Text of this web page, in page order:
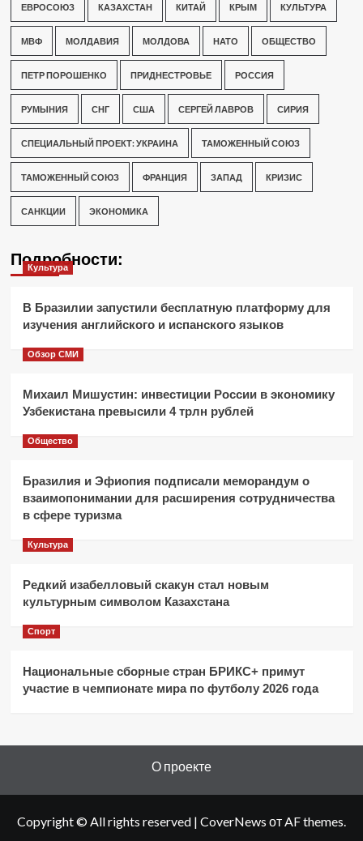
ЕВРОСОЮЗ КАЗАХСТАН КИТАЙ КРЫМ КУЛЬТУРА
МВФ МОЛДАВИЯ МОЛДОВА НАТО ОБЩЕСТВО
ПЕТР ПОРОШЕНКО ПРИДНЕСТРОВЬЕ РОССИЯ
РУМЫНИЯ СНГ США СЕРГЕЙ ЛАВРОВ СИРИЯ
СПЕЦИАЛЬНЫЙ ПРОЕКТ: УКРАИНА ТАМОЖЕННЫЙ СОЮЗ
ТАМОЖЕННЫЙ СОЮЗ ФРАНЦИЯ ЗАПАД КРИЗИС
САНКЦИИ ЭКОНОМИКА
Подробности:
Культура
В Бразилии запустили бесплатную платформу для
изучения английского и испанского языков
Обзор СМИ
Михаил Мишустин: инвестиции России в экономику
Узбекистана превысили 4 трлн рублей
Общество
Бразилия и Эфиопия подписали меморандум о
взаимопонимании для расширения сотрудничества
в сфере туризма
Культура
Редкий изабелловый скакун стал новым
культурным символом Казахстана
Спорт
Национальные сборные стран БРИКС+ примут
участие в чемпионате мира по футболу 2026 года
О проекте
Copyright © All rights reserved | CoverNews от AF themes.